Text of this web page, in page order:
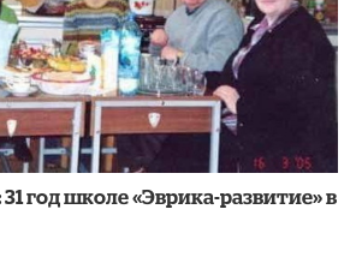
год школе «Эврика-развитие» в